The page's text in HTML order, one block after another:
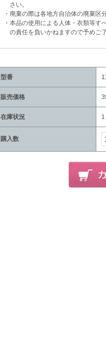
さい。
・廃棄の際は各地方自治体の廃棄区
・本品の使用による人体・衣類等す
の責任を負いかねますので予めご
型番
販売価格
在庫状況 1
購入数